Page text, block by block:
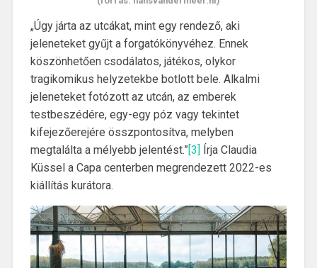
„Úgy járta az utcákat, mint egy rendező, aki
jeleneteket gyűjt a forgatókönyvéhez. Ennek
köszönhetően csodálatos, játékos, olykor
tragikomikus helyzetekbe botlott bele. Alkalmi
jeleneteket fotózott az utcán, az emberek
testbeszédére, egy-egy póz vagy tekintet
kifejezőerejére összpontosítva, melyben
megtalálta a mélyebb jelentést.”[3] Írja Claudia
Küssel a Capa centerben megrendezett 2022-es
kiállítás kurátora.